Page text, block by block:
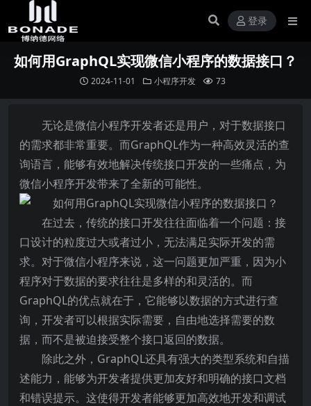
登录
如何用GraphQL实现微信小程序的数据接口？
2024-11-01 小程序开发 73
无论是微信小程序开发者还是用户，对于数据接口
的需求都非常重要。而GraphQL作为一种高效灵活的查
询语言，能够有效地解决传统接口开发的一些痛点，为
微信小程序开发带来了全新的可能性。
在过去，传统的接口开发往往面临着一个问题：接
口设计的粒度过大或者过小，无法满足实际开发的需
求。对于微信小程序来说，这一问题更加严重，因为小
程序对于数据的要求往往是多样的和灵活的。而
GraphQL的优点就在于，它能够以数据的方式进行查
询，开发者可以根据实际需要，自由地选择需要的数
据，而不是被迫接受整个接口返回的数据。
除此之外，GraphQL还具有强大的类型系统和自描
述能力，能够为开发者提供更加友好和明确的接口文档
和错误提示。这使得开发者能够更加高效地开发和调试